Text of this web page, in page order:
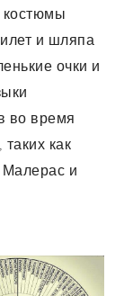
костюмы
и шляпа
очки и
во время
как
и